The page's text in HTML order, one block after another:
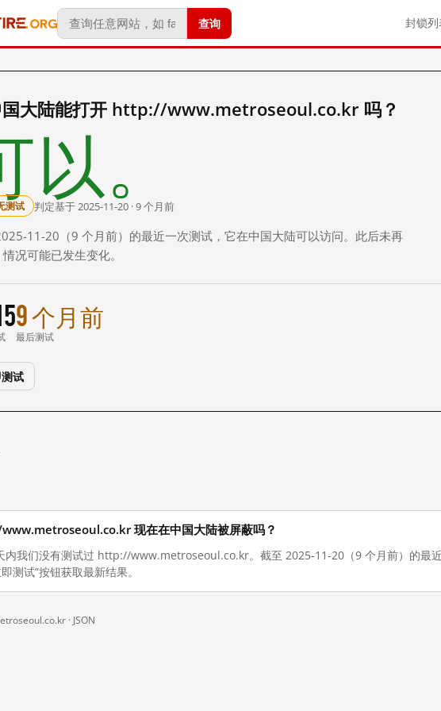
查询 封锁列
大陆能打开 http://www.metroseoul.co.kr 吗？
以。
测试 判定基于 2025-11-20 · 9 个月前
11-20（9 个月前）的最近一次测试，它在中国大陆可以访问。此后未再
况可能已发生变化。
9 个月前
最后测试
试
现在在中国大陆被屏蔽吗？
内我们没有测试过 http://www.metroseoul.co.kr。截至 2025-11-20（9 个月前）的最
测试”按钮获取最新结果。
· JSON